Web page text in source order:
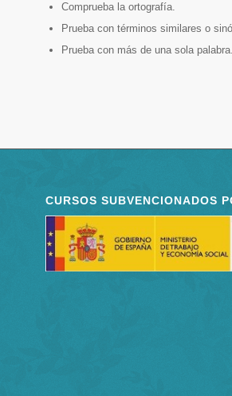
Comprueba la ortografía.
Prueba con términos similares o
Prueba con más de una sola palabra.
CURSOS SUBVENCIONADOS